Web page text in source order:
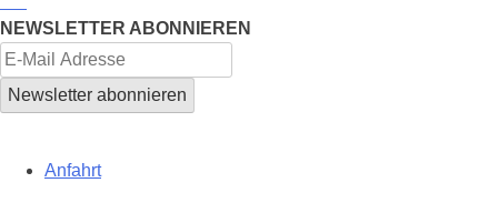
NEWSLETTER ABONNIEREN
Anfahrt